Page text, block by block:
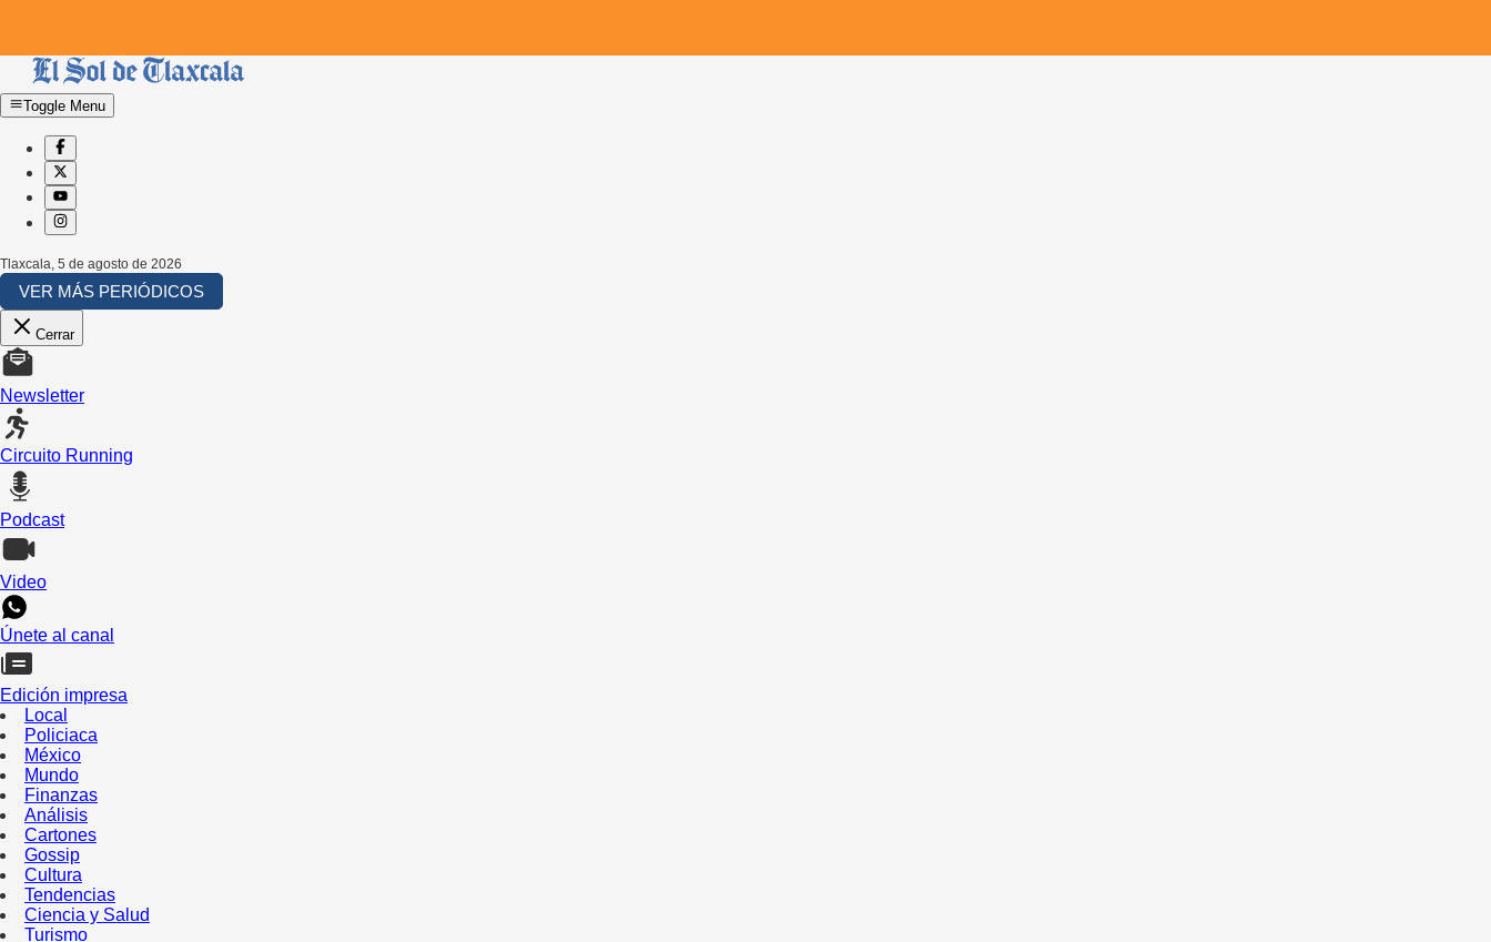
Toggle Menu
Tlaxcala 5 de agosto de 2026
VER MÁS PERIÓDICOS
Cerrar
Newsletter
Circuito Running
Podcast
Video
Únete al canal
Edición impresa
Local
Policiaca
México
Mundo
Finanzas
Análisis
Cartones
Gossip
Cultura
Tendencias
Ciencia y Salud
Turismo